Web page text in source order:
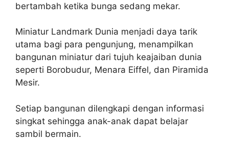
bertambah ketika bunga sedang mekar.
Miniatur Landmark Dunia menjadi daya tarik
utama bagi para pengunjung, menampilkan
bangunan miniatur dari tujuh keajaiban dunia
seperti Borobudur, Menara Eiffel, dan Piramida
Mesir.
Setiap bangunan dilengkapi dengan informasi
singkat sehingga anak-anak dapat belajar
sambil bermain.